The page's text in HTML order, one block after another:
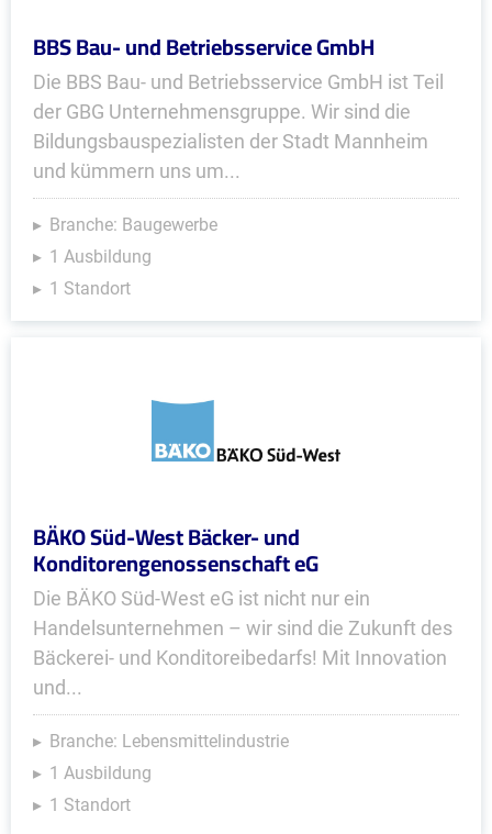
BBS Bau- und Betriebsservice GmbH
Die BBS Bau- und Betriebsservice GmbH ist Teil
der GBG Unternehmensgruppe. Wir sind die
Bildungsbauspezialisten der Stadt Mannheim
und kümmern uns um...
Branche: Baugewerbe
1 Ausbildung
1 Standort
BÄKO Süd-West Bäcker- und
Konditorengenossenschaft eG
Die BÄKO Süd-West eG ist nicht nur ein
Handelsunternehmen – wir sind die Zukunft des
Bäckerei- und Konditoreibedarfs! Mit Innovation
und...
Branche: Lebensmittelindustrie
1 Ausbildung
1 Standort